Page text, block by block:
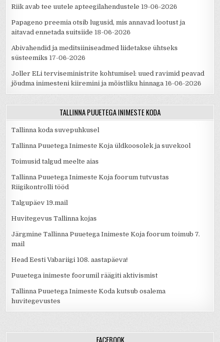
Riik avab tee uutele apteegilahendustele 19-06-2026
Papageno preemia otsib lugusid, mis annavad lootust ja
aitavad ennetada suitsiide 18-06-2026
Abivahendid ja meditsiiniseadmed liidetakse ühtseks
süsteemiks 17-06-2026
Joller ELi terviseministrite kohtumisel: uued ravimid peavad
jõudma inimesteni kiiremini ja mõistliku hinnaga 16-06-2026
TALLINNA PUUETEGA INIMESTE KODA
Tallinna koda suvepuhkusel
Tallinna Puuetega Inimeste Koja üldkoosolek ja suvekool
Toimusid talgud meelte aias
Tallinna Puuetega Inimeste Koja foorum tutvustas
Riigikontrolli tööd
Talgupäev 19.mail
Huvitegevus Tallinna kojas
Järgmine Tallinna Puuetega Inimeste Koja foorum toimub 7.
mail
Head Eesti Vabariigi 108. aastapäeva!
Puuetega inimeste foorumil räägiti aktivismist
Tallinna Puuetega Inimeste Koda kutsub osalema
huvitegevustes
FACEBOOK